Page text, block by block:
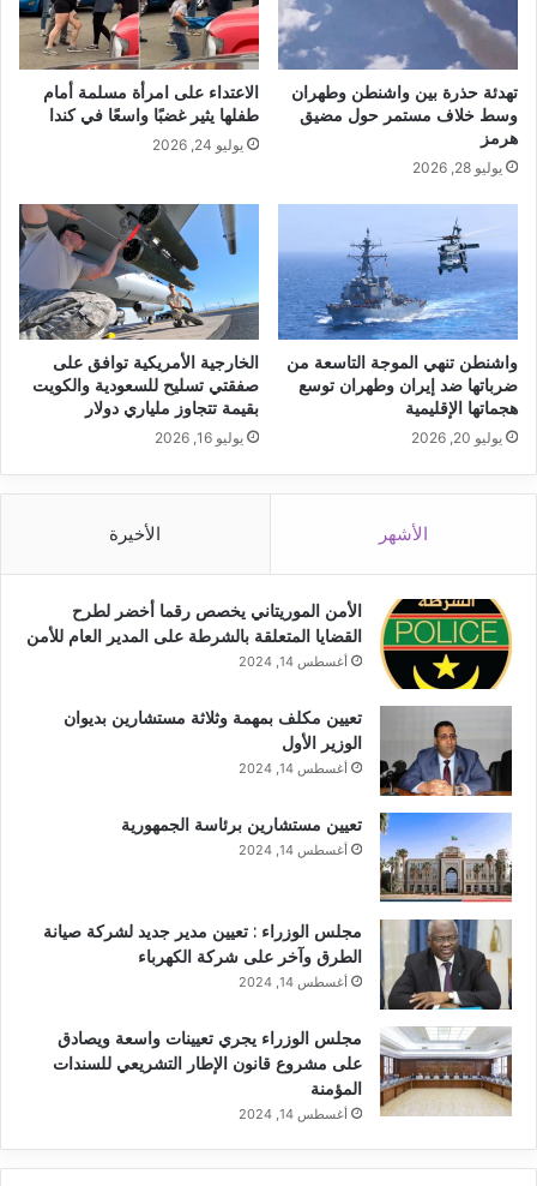
تهدئة حذرة بين واشنطن وطهران
وسط خلاف مستمر حول مضيق
هرمز
يوليو 28, 2026
الاعتداء على امرأة مسلمة أمام
طفلها يثير غضبًا واسعًا في كندا
يوليو 24, 2026
واشنطن تنهي الموجة التاسعة من
ضرباتها ضد إيران وطهران توسع
هجماتها الإقليمية
يوليو 20, 2026
الخارجية الأمريكية توافق على
صفقتي تسليح للسعودية والكويت
بقيمة تتجاوز ملياري دولار
يوليو 16, 2026
الأشهر الأخيرة
الأمن الموريتاني يخصص رقما أخضر لطرح
القضايا المتعلقة بالشرطة على المدير العام للأمن
أغسطس 14, 2024
تعيين مكلف بمهمة وثلاثة مستشارين بديوان
الوزير الأول
أغسطس 14, 2024
تعيين مستشارين برئاسة الجمهورية
أغسطس 14, 2024
مجلس الوزراء : تعيين مدير جديد لشركة صيانة
الطرق وآخر على شركة الكهرباء
أغسطس 14, 2024
مجلس الوزراء يجري تعيينات واسعة ويصادق
على مشروع قانون الإطار التشريعي للسندات
المؤمنة
أغسطس 14, 2024